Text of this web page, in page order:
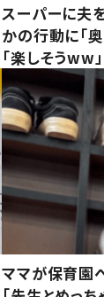
スーパーに夫
かの行動に「
「楽しそうww」
ママが保育